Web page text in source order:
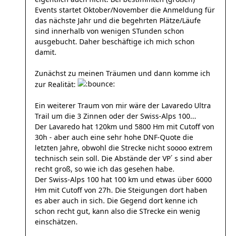
Events startet Oktober/November die Anmeldung für
das nächste Jahr und die begehrten Plätze/Läufe
sind innerhalb von wenigen STunden schon
ausgebucht. Daher beschäftige ich mich schon
damit.
Zunächst zu meinen Träumen und dann komme ich
zur Realität:
Ein weiterer Traum von mir wäre der Lavaredo Ultra
Trail um die 3 Zinnen oder der Swiss-Alps 100...
Der Lavaredo hat 120km und 5800 Hm mit Cutoff von
30h - aber auch eine sehr hohe DNF-Quote die
letzten Jahre, obwohl die Strecke nicht soooo extrem
technisch sein soll. Die Abstände der VP´ s sind aber
recht groß, so wie ich das gesehen habe.
Der Swiss-Alps 100 hat 100 km und etwas über 6000
Hm mit Cutoff von 27h. Die Steigungen dort haben
es aber auch in sich. Die Gegend dort kenne ich
schon recht gut, kann also die STrecke ein wenig
einschätzen.